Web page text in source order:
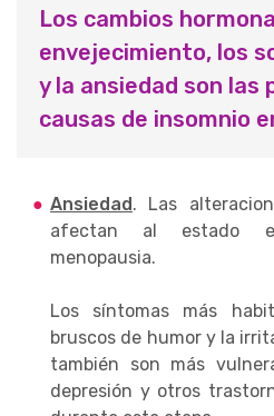
Los cambios
envejecimiento, los
y la ansiedad son las
causas de insomnio
Ansiedad. Las
afectan al estado
menopausia.
Los síntomas más
bruscos de humor y la
también son más
depresión y otros